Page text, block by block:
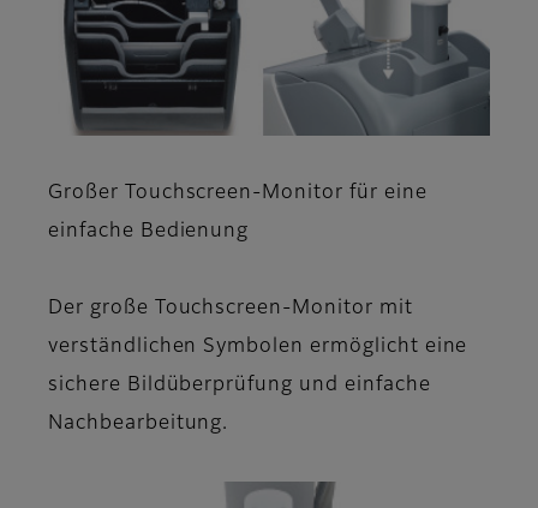
Großer Touchscreen-Monitor für eine
einfache Bedienung
Der große Touchscreen-Monitor mit
verständlichen Symbolen ermöglicht eine
sichere Bildüberprüfung und einfache
Nachbearbeitung.